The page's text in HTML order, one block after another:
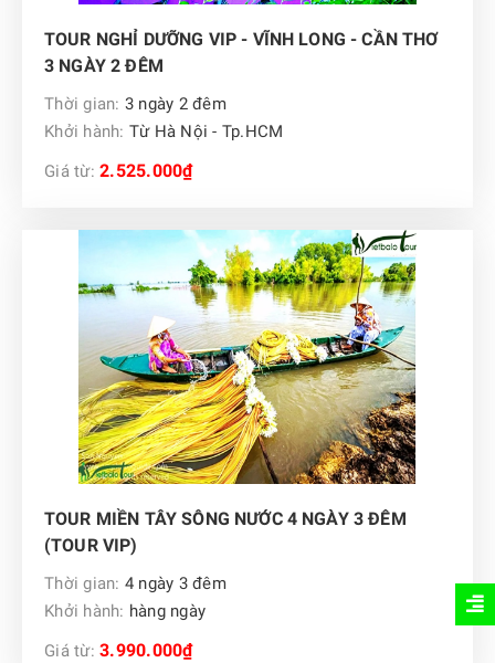
TOUR NGHỈ DƯỠNG VIP - VĨNH LONG - CẦN THƠ
3 NGÀY 2 ĐÊM
Thời gian: 3 ngày 2 đêm
Khởi hành: Từ Hà Nội - Tp.HCM
Giá từ: 2.525.000₫
TOUR MIỀN TÂY SÔNG NƯỚC 4 NGÀY 3 ĐÊM
(TOUR VIP)
Thời gian: 4 ngày 3 đêm
Khởi hành: hàng ngày
Giá từ: 3.990.000₫